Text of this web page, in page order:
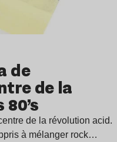
de
de la
de la révolution acid.
à mélanger rock…